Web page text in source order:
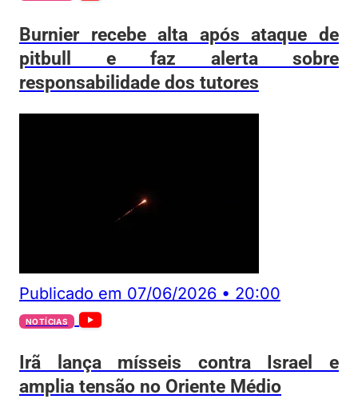
Burnier recebe alta após ataque de
pitbull e faz alerta sobre
responsabilidade dos tutores
Publicado em 07/06/2026 • 20:00
NOTÍCIAS
Irã lança mísseis contra Israel e
amplia tensão no Oriente Médio